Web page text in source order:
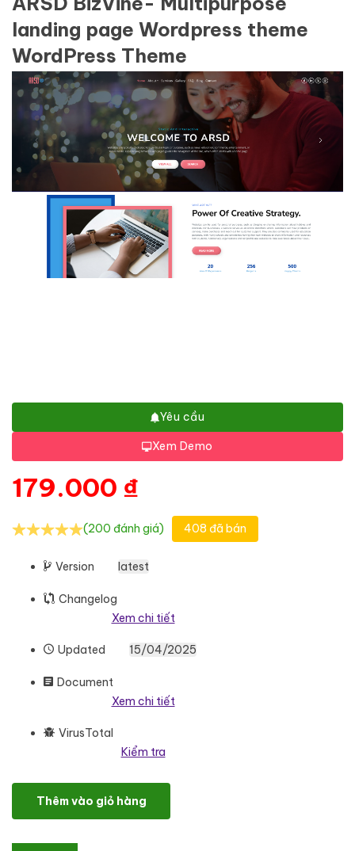
landing page Wordpress theme
WordPress Theme
Yêu cầu
Xem Demo
179.000 ₫
(200 đánh giá) 408 đã bán
Version latest
Changelog
Xem chi tiết
Updated 15/04/2025
Document
Xem chi tiết
VirusTotal
Kiểm tra
ARSD BizVine- Multipurpose landing page Wordpress theme
Thêm vào giỏ hàng